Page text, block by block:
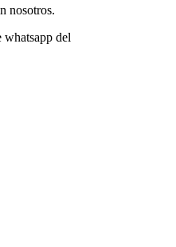
nosotros.
whatsapp del